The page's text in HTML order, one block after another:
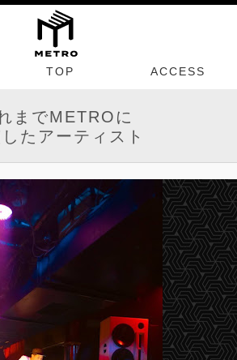
TOP ACCESS
までMETROに
たアーティスト